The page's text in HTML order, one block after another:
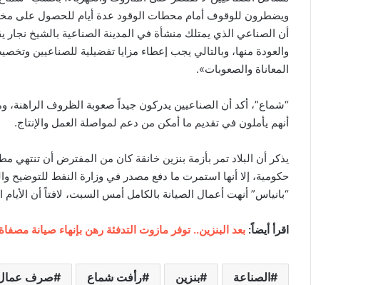
ويضطرون للوقوف أمام محطات الوقود عدة أيام للحصول على
والعودة منها، وبالتالي يجب إعطاء مزايا تفضيلية للصناعيين
المعاناة والصعوبات».
“شماع”، أكد أن الصناعيين يدركون جيداً صعوبة الظروف الراهنة،
أنهم يأملون في تقديم ما أمكن من دعم لمواصلة العمل والإنتاج.
يذكر أن البلاد تمر بأزمة بنزين خانقة كان من المفترض أن
حكومية، إلا أنها استمرت ما دفع مصدر في وزارة النفط للتوضيح
“بانياس” أنهت أعمال الصيانة بالكامل أمس السبت، لافتاً أن الأيام
اقرأ أيضاً: بعد البنزين.. توفر مازوت التدفئة رهن بإنهاء صيانة
الصناعة بنزين رأفت شماع صرف